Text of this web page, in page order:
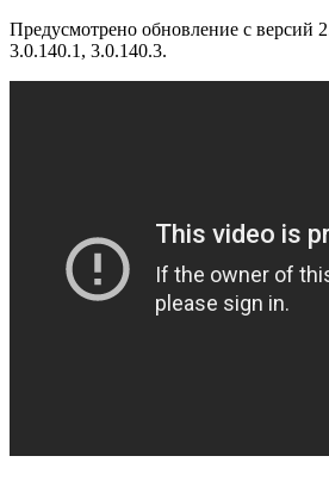
Предусмотрено обновление с версий
3.0.140.1, 3.0.140.3.